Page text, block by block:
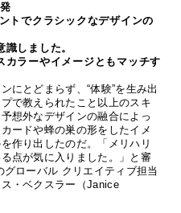
トでクラシックなデザインの
しました。
カラーやイメージともマッチす
にとどまらず、“体験”を生み出
で教えられたこと以上のスキ
想外なデザインの融合によっ
ードや蜂の巣の形をしたイメ
作り出したのだ。「メリハリ
点が気に入りました。」と審
ローバル クリエイティブ担当
・ベクスラー（Janice